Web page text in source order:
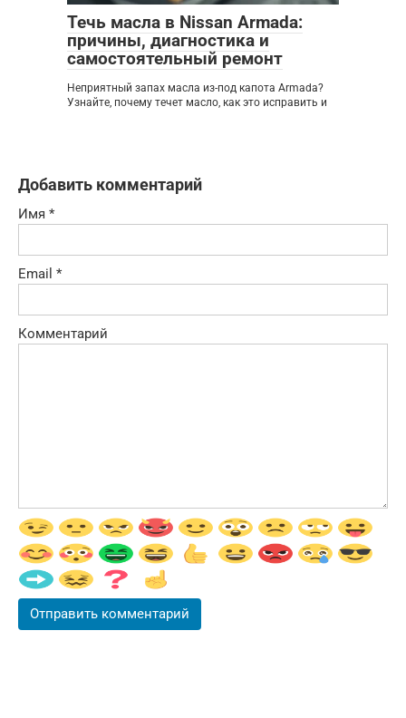
Течь масла в Nissan Armada:
причины, диагностика и
самостоятельный ремонт
Неприятный запах масла из-под капота Armada?
Узнайте, почему течет масло, как это исправить и
Добавить комментарий
Имя *
Email *
Комментарий